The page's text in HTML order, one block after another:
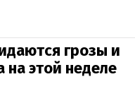
грозы и
на этой неделе